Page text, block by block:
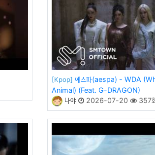
[Kpop] 에스파(aespa) - WDA
Animal) (Feat. G-DRAGON)
나야
2026-07-20 357